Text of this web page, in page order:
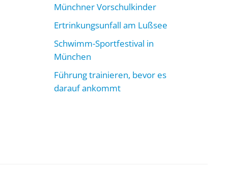
Münchner Vorschulkinder
Ertrinkungsunfall am Lußsee
Schwimm-Sportfestival in
München
Führung trainieren, bevor es
darauf ankommt